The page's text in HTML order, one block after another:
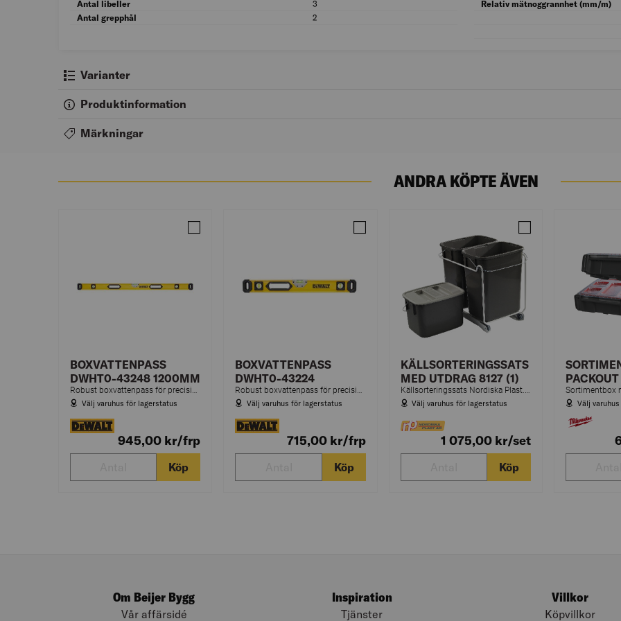
Antal libeller
3
Antal libeller: 3
Antal grepphål
2
Relativ mätnoggrannhet (mm/m)
Varianter
Produktinformation
Märkningar
ANDRA KÖPTE ÄVEN
BOXVATTENPASS
DWHT0-43248 1200MM
Välj varuhus för lagerstatus
945,00 kr/frp
Köp
Jämför BOXVATTENPASS DWHT0-43248 1200MM
BOXVATTENPASS
DWHT0-43224
Välj varuhus för lagerstatus
715,00 kr/frp
Köp
Jämför BOXVATTENPASS DWHT0-43224
KÄLLSORTERINGSSATS
MED UTDRAG 8127 (1)
Välj varuhus för lagerstatus
1 075,00 kr/set
Köp
Jämför
PACKOUT
Välj
Om Beijer Bygg
Vår affärsidé
Inspiration
Tjänster
Villkor
Köpvillkor